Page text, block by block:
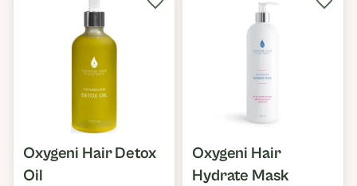
Oxygeni Hair Detox
Oil
Oxygeni Hair
Hydrate Mask